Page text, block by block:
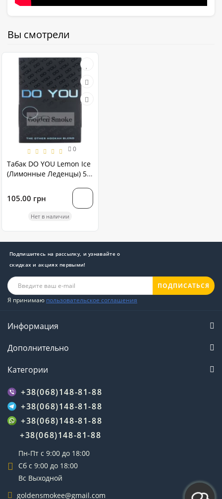
Вы смотрели
0
Табак DO YOU Lemon Ice
(Лимонные Леденцы) 50
105.00 грн
Нет в наличии
Подпишитесь на рассылку, и узнавайте о
скидках и акциях первыми!
ПОДПИСАТЬСЯ
Я принимаю пользовательское соглашения
Информация
Дополнительно
Категории
+38(068)148-81-88
+38(068)148-81-88
+38(068)148-81-88
+38(068)148-81-88
Пн-Пт с 9:00 до 18:00
Сб с 9:00 до 18:00
Вс Выходной
goldensmokee@gmail.com